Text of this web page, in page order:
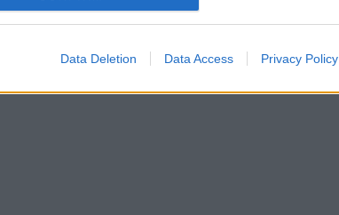
Data Deletion Data Access Privacy Policy